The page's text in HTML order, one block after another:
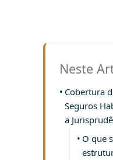
Neste
Cobertura
Seguros
a
O que